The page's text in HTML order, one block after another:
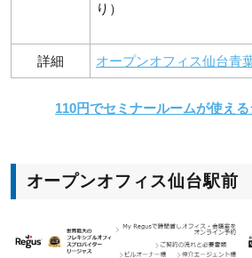
り）
詳細 オープンオフィス仙台青
110円でセミナールームが使え
オープンオフィス仙台駅前